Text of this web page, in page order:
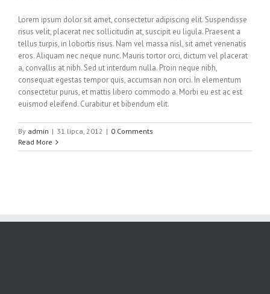
Lorem ipsum dolor sit amet, consectetur adipiscing elit. Suspendisse
risus velit, placerat nec sollicitudin at, suscipit eu ligula. Praesent a
tellus turpis, in lobortis risus. Nam vel massa nisl, sit amet venenatis
eros. Aliquam nec neque nunc. Mauris tortor orci, dictum vel placerat
a, convallis at nibh. Sed ut interdum nulla. Proin neque nibh,
consequat egestas tempor quis, accumsan non orci. In elementum
consectetur purus, et mattis libero commodo a. Morbi eu est ac est
euismod eleifend. Curabitur et bibendum elit.
By admin | 31 lipca, 2012 | 0 Comments
Read More